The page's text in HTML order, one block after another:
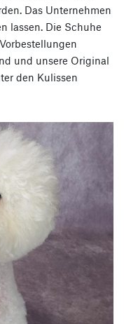
Das Unternehmen
lassen. Die Schuhe
und unsere Original
den Kulissen